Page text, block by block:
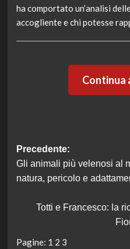
ha comportato un’analisi
accogliente e chi potesse
Continua
Navigazione
articolo
Precedente:
Gli animali più velenosi al
natura, pericolo e
Totti e Francesco: la
Pagine: 1 2 3